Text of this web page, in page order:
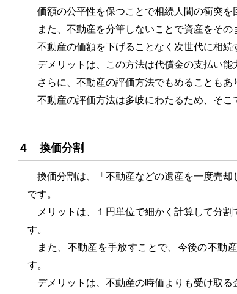
価額の公平性を保つことで相続人間の衝突を
また、不動産を分筆しないことで資産をその
不動産の価額を下げることなく次世代に相続
デメリットは、この方法は代償金の支払い能
さらに、不動産の評価方法でもめることもあ
不動産の評価方法は多岐にわたるため、そこ
４ 換価分割
換価分割は、「不動産などの遺産を一度売却
です。
メリットは、１円単位で細かく計算して分割
す。
また、不動産を手放すことで、今後の不動
す。
デメリットは、不動産の時価よりも受け取る